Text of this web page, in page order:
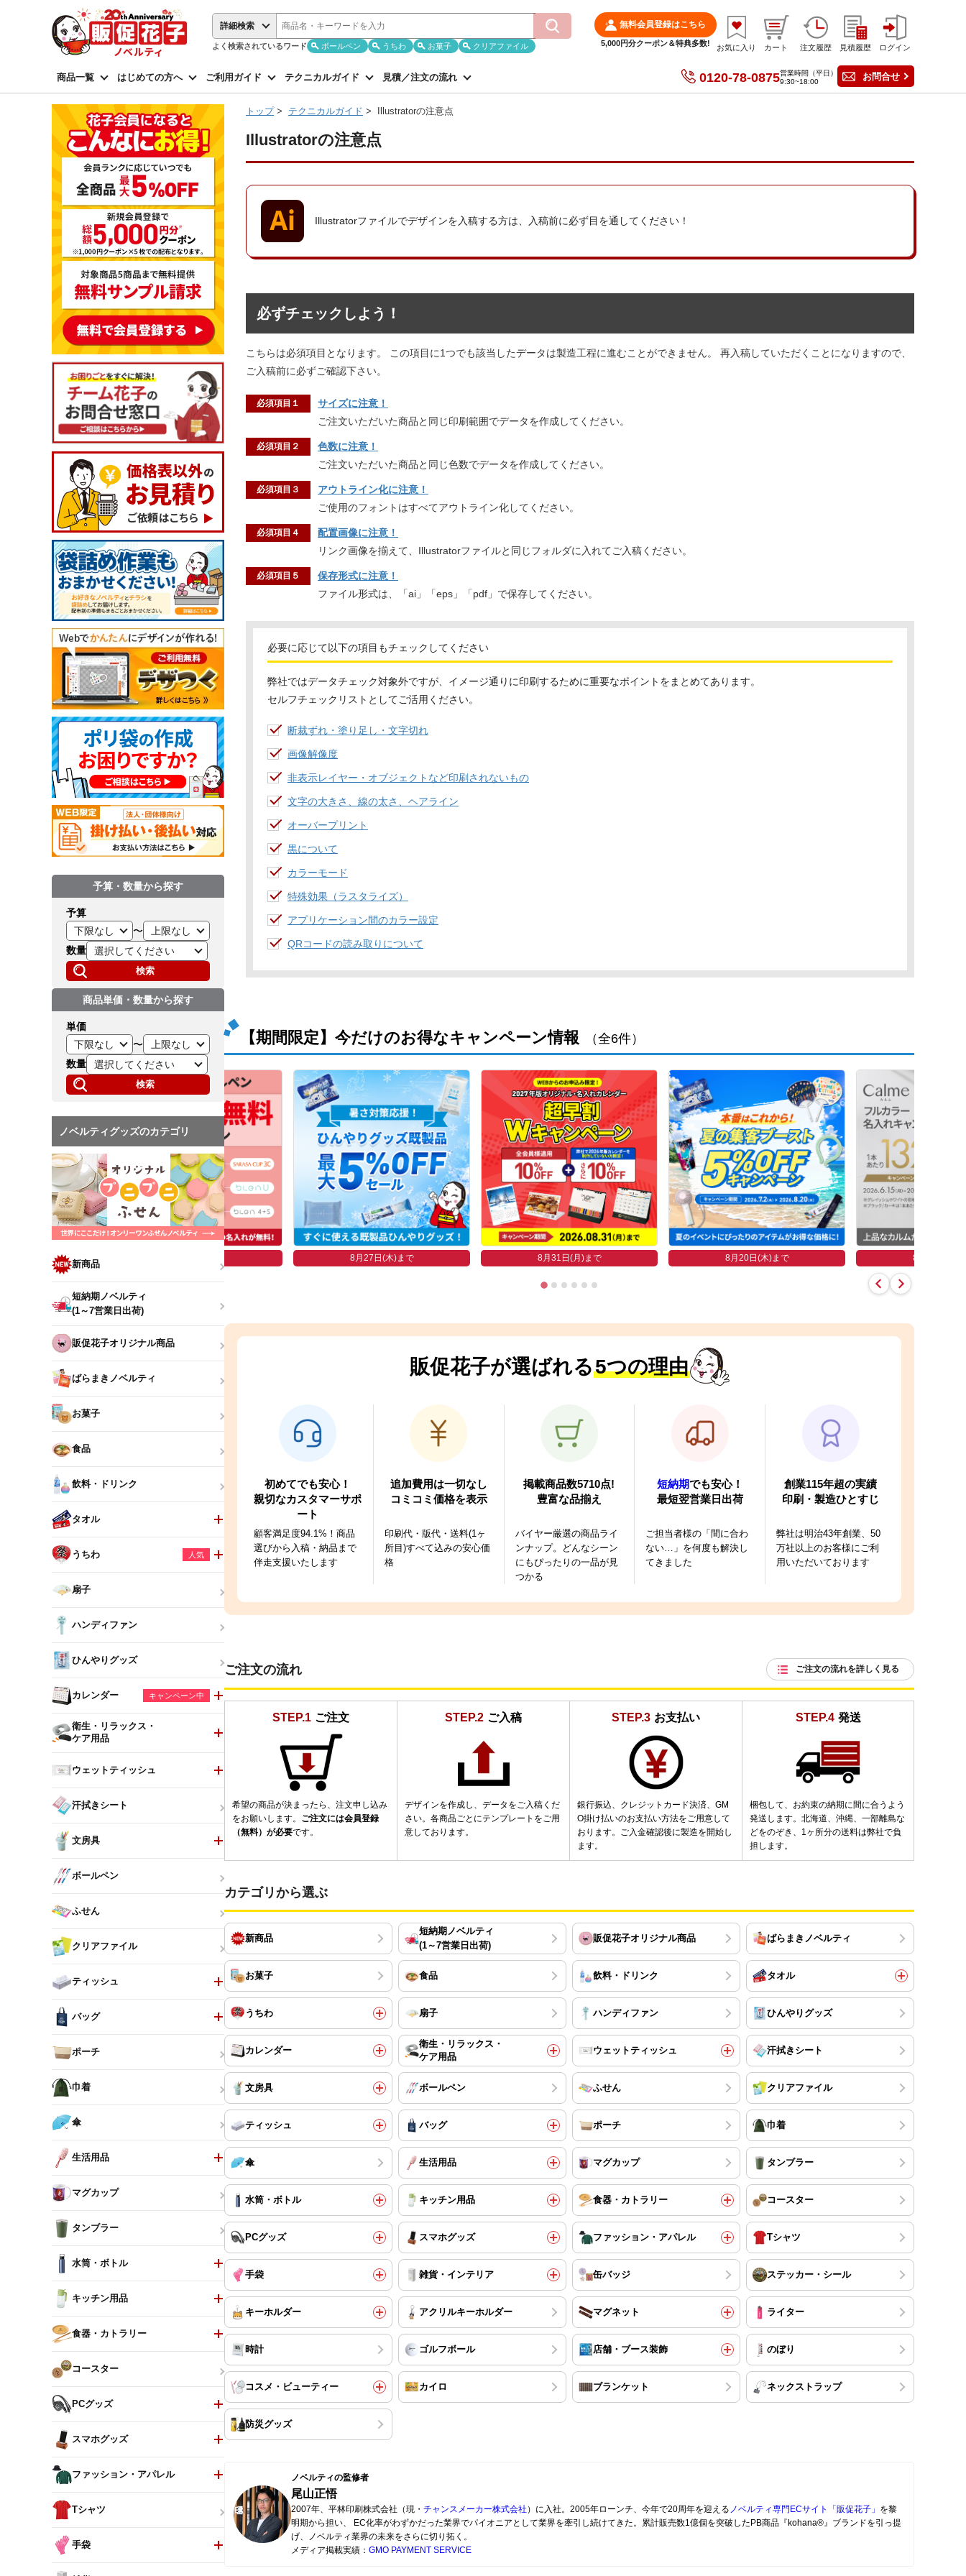
詳細検索
よく検索されているワード ボールペン うちわ お菓子 クリアファイル
無料会員登録はこちら
5,000円分クーポン＆特典多数! お気に入り カート 注文履歴 見積履歴 ログイン
商品一覧 はじめての方へ ご利用ガイド テクニカルガイド 見積／注文の流れ 0120-78-0875営業時間（平日）
9:30~18:00
お問合せ
トップ> テクニカルガイド > Illustratorの注意点
Illustratorの注意点
Illustratorファイルでデザインを入稿する方は、入稿前に必ず目を通してください！
必ずチェックしよう！
こちらは必須項目となります。 この項目に1つでも該当したデータは製造工程に進むことができません。 再入稿していただくことになりますので、
ご入稿前に必ずご確認下さい。
必須項目１
サイズに注意！
ご注文いただいた商品と同じ印刷範囲でデータを作成してください。
必須項目２
色数に注意！
ご注文いただいた商品と同じ色数でデータを作成してください。
必須項目３
アウトライン化に注意！
ご使用のフォントはすべてアウトライン化してください。
必須項目４
配置画像に注意！
リンク画像を揃えて、Illustratorファイルと同じフォルダに入れてご入稿ください。
必須項目５
保存形式に注意！
ファイル形式は、「ai」「eps」「pdf」で保存してください。
必要に応じて以下の項目もチェックしてください
弊社ではデータチェック対象外ですが、イメージ通りに印刷するために重要なポイントをまとめてあります。
セルフチェックリストとしてご活用ください。
断裁ずれ・塗り足し・文字切れ
画像解像度
非表示レイヤー・オブジェクトなど印刷されないもの
文字の大きさ、線の太さ、ヘアライン
オーバープリント
黒について
カラーモード
特殊効果（ラスタライズ）
アプリケーション間のカラー設定
QRコードの読み取りについて
【期間限定】今だけのお得なキャンペーン情報 （全6件）
8月27日(木)まで 8月31日(月)まで 8月20日(木)まで 8月26日(水)
販促花子が選ばれる5つの理由
初めてでも安心！
親切なカスタマーサポ
ート
顧客満足度94.1%！商品
選びから入稿・納品まで
伴走支援いたします
追加費用は一切なし
コミコミ価格を表示
印刷代・版代・送料(1ヶ
所目)すべて込みの安心価
格
掲載商品数5710点!
豊富な品揃え
バイヤー厳選の商品ライ
ンナップ。どんなシーン
にもぴったりの一品が見
つかる
短納期でも安心！
最短翌営業日出荷
ご担当者様の「間に合わ
ない…」を何度も解決し
てきました
創業115年超の実績
印刷・製造ひとすじ
弊社は明治43年創業、50
万社以上のお客様にご利
用いただいております
ご注文の流れ ご注文の流れを詳しく見る
STEP.1 ご注文
希望の商品が決まったら、注文申し込み
をお願いします。 ご注文には会員登録
（無料）が必要です。
STEP.2 ご入稿
デザインを作成し、データをご入稿くだ
さい。各商品ごとにテンプレートをご用
意しております。
STEP.3 お支払い
銀行振込、クレジットカード決済、GM
O掛け払いのお支払い方法をご用意して
おります。ご入金確認後に製造を開始し
ます。
STEP.4 発送
梱包して、お約束の納期に間に合うよう
発送します。北海道、沖縄、一部離島な
どをのぞき、1ヶ所分の送料は弊社で負
担します。
カテゴリから選ぶ
新商品
短納期ノベルティ
(1～7営業日出荷)
販促花子オリジナル商品 ばらまきノベルティ
お菓子 食品 飲料・ドリンク タオル
うちわ 扇子 ハンディファン ひんやりグッズ
カレンダー
衛生・リラックス・
ケア用品
ウェットティッシュ 汗拭きシート
文房具 ボールペン ふせん クリアファイル
ティッシュ バッグ ポーチ 巾着
傘 生活用品 マグカップ タンブラー
水筒・ボトル キッチン用品 食器・カトラリー コースター
PCグッズ スマホグッズ ファッション・アパレル Tシャツ
手袋 雑貨・インテリア 缶バッジ ステッカー・シール
キーホルダー アクリルキーホルダー マグネット ライター
時計 ゴルフボール 店舗・ブース装飾 のぼり
コスメ・ビューティー カイロ ブランケット ネックストラップ
防災グッズ
ノベルティの監修者
尾山正悟
2007年、平林印刷株式会社（現・ チャンスメーカー株式会社 ）に入社。2005年ローンチ、今年で20周年を迎える ノベルティ専門ECサイト「販促花子」 を黎
明期から担い、 EC化率がわずかだった業界でパイオニアとして業界を牽引し続けてきた。累計販売数1億個を突破したPB商品『kohana®』ブランドを引っ提
げ、ノベルティ業界の未来をさらに切り拓く。
メディア掲載実績： GMO PAYMENT SERVICE
予算・数量から探す
予算
〜
数量
検索
商品単価・数量から探す
単価
〜
数量
検索
ノベルティグッズのカテゴリ
新商品
短納期ノベルティ
(1～7営業日出荷)
販促花子オリジナル商品
ばらまきノベルティ
お菓子
食品
飲料・ドリンク
タオル
うちわ 人気
扇子
ハンディファン
ひんやりグッズ
カレンダー キャンペーン中
衛生・リラックス・
ケア用品
ウェットティッシュ
汗拭きシート
文房具
ボールペン
ふせん
クリアファイル
ティッシュ
バッグ
ポーチ
巾着
傘
生活用品
マグカップ
タンブラー
水筒・ボトル
キッチン用品
食器・カトラリー
コースター
PCグッズ
スマホグッズ
ファッション・アパレル
Tシャツ
手袋